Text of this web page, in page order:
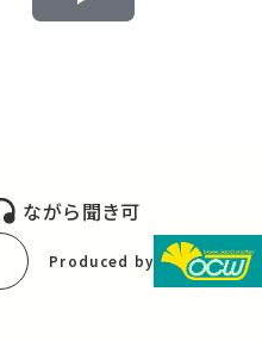
Play
ながら聞き可
Produced by